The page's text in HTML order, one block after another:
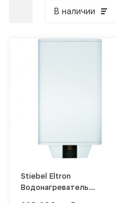
В наличии
Stiebel Eltron
Водонагреватель